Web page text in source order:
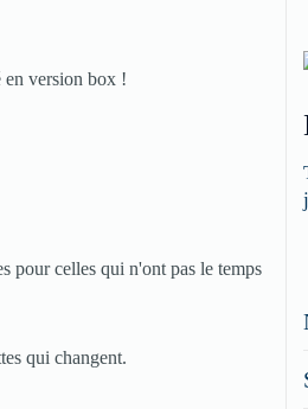
en version box !
pour celles qui n'ont pas le temps
qui changent.